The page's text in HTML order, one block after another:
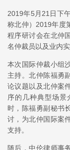
2019年5月21日下
称北仲）2019年度
程序研讨会在北仲
名仲裁员以及业内
本次国际仲裁小组
主持。北仲陈福勇
论议题以及北仲案
序的几种典型场景
时，陈福勇副秘书
讨，为北仲国际案
支持。
随后，中伦律师事